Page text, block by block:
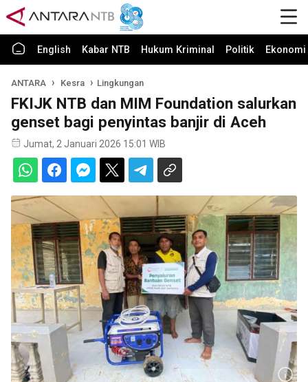
English Kabar NTB Hukum Kriminal Politik
ANTARA Kesra Lingkungan
FKIJK NTB dan MIM Foundation salurkan
genset bagi penyintas banjir di Aceh
Jumat, 2 Januari 2026 15:01 WIB